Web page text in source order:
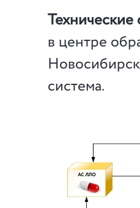
в центре
система.